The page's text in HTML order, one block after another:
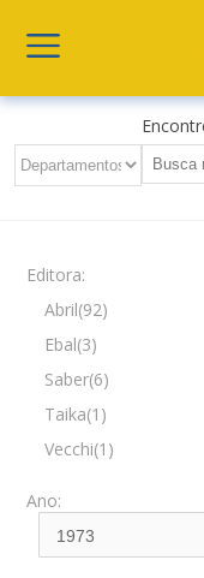
Editora:
Abril(92)
Ebal(3)
Saber(6)
Taika(1)
Vecchi(1)
Ano: